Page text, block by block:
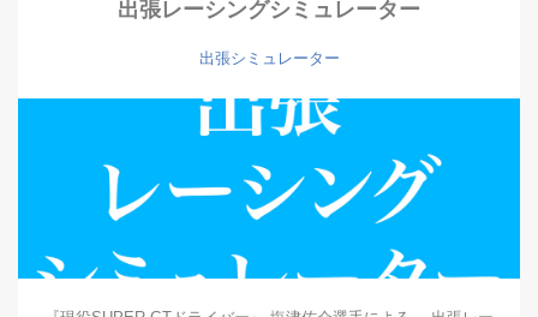
出張レーシングシミュレーター
出張シミュレーター